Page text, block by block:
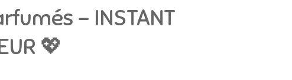
– INSTANT
💖